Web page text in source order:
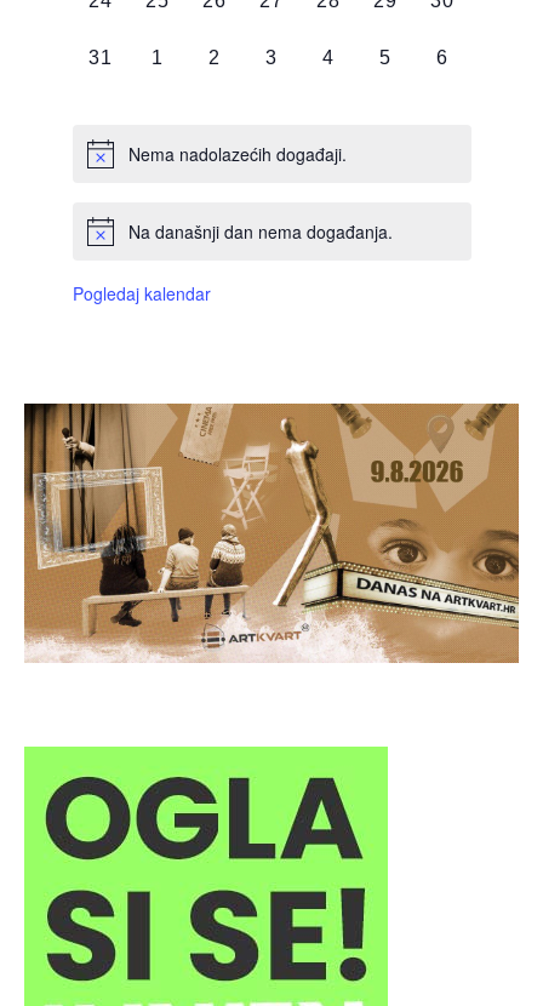
0
31
0
1
0
2
0
3
0
4
0
5
0
6
Nema nadolazećih događaji.
Na današnji dan nema događanja.
Pogledaj kalendar